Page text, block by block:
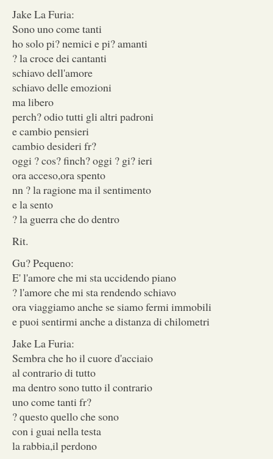
Jake La Furia:
Sono uno come tanti
ho solo pi? nemici e pi? amanti
? la croce dei cantanti
schiavo dell'amore
schiavo delle emozioni
ma libero
perch? odio tutti gli altri padroni
e cambio pensieri
cambio desideri fr?
oggi ? cos? finch? oggi ? gi? ieri
ora acceso,ora spento
nn ? la ragione ma il sentimento
e la sento
? la guerra che do dentro
Rit.
Gu? Pequeno:
E' l'amore che mi sta uccidendo piano
? l'amore che mi sta rendendo schiavo
ora viaggiamo anche se siamo fermi immobili
e puoi sentirmi anche a distanza di chilometri
Jake La Furia:
Sembra che ho il cuore d'acciaio
al contrario di tutto
ma dentro sono tutto il contrario
uno come tanti fr?
? questo quello che sono
con i guai nella testa
la rabbia,il perdono